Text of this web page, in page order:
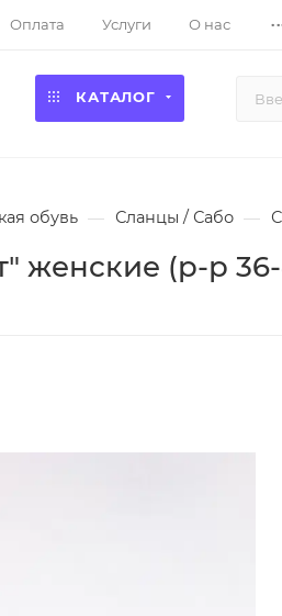
Оплата Услуги О нас
КАТАЛОГ
обувь — Сланцы / Сабо —
женские (р-р 36-